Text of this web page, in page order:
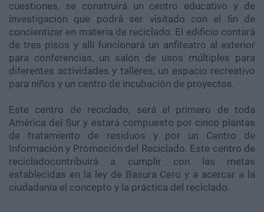
cuestiones, se construirá un centro educativo y de
investigación que podrá ser visitado con el fin de
concientizar en materia de reciclado. El edificio contará
de tres pisos y allí funcionará un anfiteatro al exterior
para conferencias, un salón de usos múltiples para
diferentes actividades y talleres, un espacio recreativo
para niños y un centro de incubación de proyectos.
Este centro de reciclado, será el primero de toda
América del Sur y estará compuesto por cinco plantas
de tratamiento de residuos y por un Centro de
Información y Promoción del Reciclado. Este centro de
recicladocontribuirá a cumplir con las metas
establecidas en la ley de Basura Cero y a acercar a la
ciudadanía el concepto y la práctica del reciclado.